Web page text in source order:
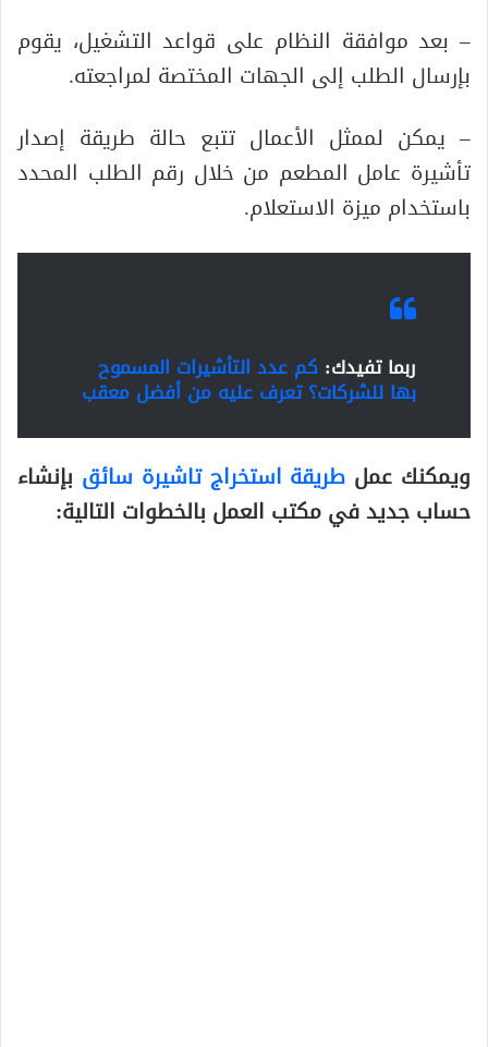
– بعد موافقة النظام على قواعد التشغيل، يقوم
بإرسال الطلب إلى الجهات المختصة لمراجعته.
– يمكن لممثل الأعمال تتبع حالة طريقة إصدار
تأشيرة عامل المطعم من خلال رقم الطلب المحدد
باستخدام ميزة الاستعلام.
ربما تفيدك: كم عدد التأشيرات المسموح
بها للشركات؟ تعرف عليه من أفضل معقب
ويمكنك عمل طريقة استخراج تاشيرة سائق بإنشاء
حساب جديد في مكتب العمل بالخطوات التالية: